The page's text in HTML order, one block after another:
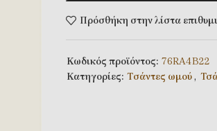
Πρόσθήκη στην λίστα
Κωδικός προϊόντος: 76RA4B22
Κατηγορίες: Tσάντες ωμού,